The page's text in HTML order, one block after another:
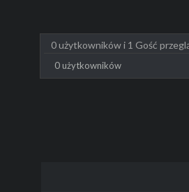
0 użytkowników i 1 Gość
0 użytkowników